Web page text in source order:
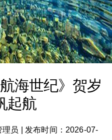
海世纪》贺岁
起航
理员
发布时间：2026-07-